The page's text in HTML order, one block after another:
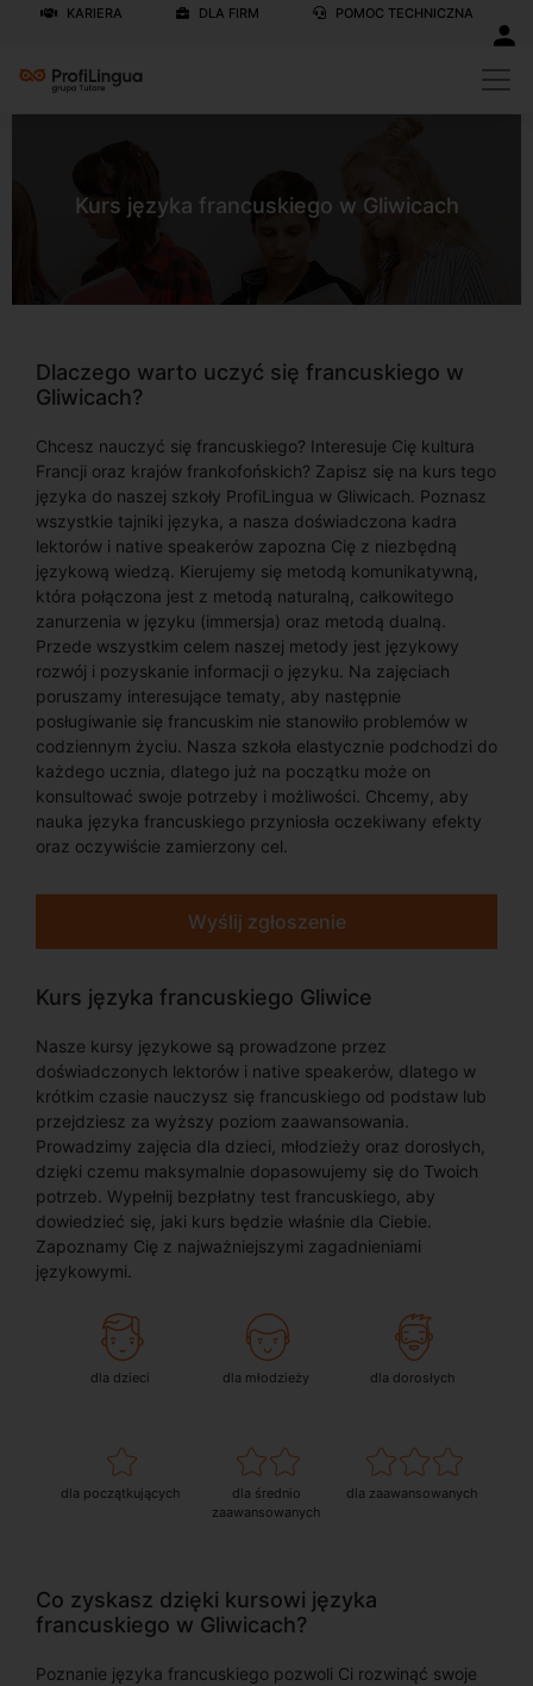
KARIERA DLA FIRM POMOC TECHNICZNA
Kurs języka francuskiego w Gliwicach
Dlaczego warto uczyć się francuskiego w
Gliwicach?
Chcesz nauczyć się francuskiego? Interesuje Cię kultura
Francji oraz krajów frankofońskich? Zapisz się na kurs tego
języka do naszej szkoły ProfiLingua w Gliwicach. Poznasz
wszystkie tajniki języka, a nasza doświadczona kadra
lektorów i native speakerów zapozna Cię z niezbędną
językową wiedzą. Kierujemy się metodą komunikatywną,
która połączona jest z metodą naturalną, całkowitego
zanurzenia w języku (immersja) oraz metodą dualną.
Przede wszystkim celem naszej metody jest językowy
rozwój i pozyskanie informacji o języku. Na zajęciach
poruszamy interesujące tematy, aby następnie
posługiwanie się francuskim nie stanowiło problemów w
codziennym życiu. Nasza szkoła elastycznie podchodzi do
każdego ucznia, dlatego już na początku może on
konsultować swoje potrzeby i możliwości. Chcemy, aby
nauka języka francuskiego przyniosła oczekiwany efekty
oraz oczywiście zamierzony cel.
Wyślij zgłoszenie
Kurs języka francuskiego Gliwice
Nasze kursy językowe są prowadzone przez
doświadczonych lektorów i native speakerów, dlatego w
krótkim czasie nauczysz się francuskiego od podstaw lub
przejdziesz za wyższy poziom zaawansowania.
Prowadzimy zajęcia dla dzieci, młodzieży oraz dorosłych,
dzięki czemu maksymalnie dopasowujemy się do Twoich
potrzeb. Wypełnij bezpłatny test francuskiego, aby
dowiedzieć się, jaki kurs będzie właśnie dla Ciebie.
Zapoznamy Cię z najważniejszymi zagadnieniami
językowymi.
dla dzieci dla młodzieży dla dorosłych
dla początkujących
dla średnio
zaawansowanych
dla zaawansowanych
Co zyskasz dzięki kursowi języka
francuskiego w Gliwicach?
Poznanie języka francuskiego pozwoli Ci rozwinąć swoje